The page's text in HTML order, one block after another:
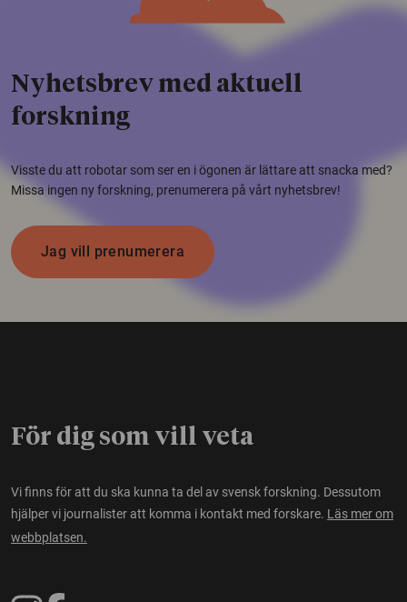
Nyhetsbrev med aktuell
forskning
Visste du att robotar som ser en i ögonen är lättare att snacka med?
Missa ingen ny forskning, prenumerera på vårt nyhetsbrev!
Jag vill prenumerera
För dig som vill veta
Vi finns för att du ska kunna ta del av svensk forskning. Dessutom
hjälper vi journalister att komma i kontakt med forskare. Läs mer om
webbplatsen.